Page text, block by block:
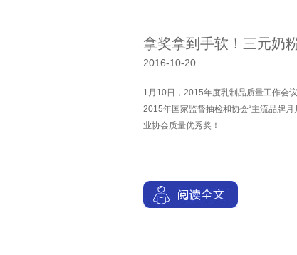
拿奖拿到手软！三元奶
2016-10-20
1月10日，2015年度乳制品质量工作会
2015年国家监督抽检和协会“主流品牌
业协会质量优秀奖！